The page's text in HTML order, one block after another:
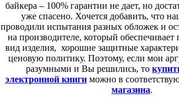
байкера – 100% гарантии не дает, но
уже спасено. Хочется добавить, что
проводили испытания разных обложек и
на производителе, который
вид изделия, хорошие защитные
ценовую политику. Поэтому, если мои
разумными и Вы решились, то
электронной книгиможно в
магазина.